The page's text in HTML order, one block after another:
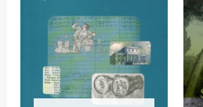
17,00 €.15,30 €.